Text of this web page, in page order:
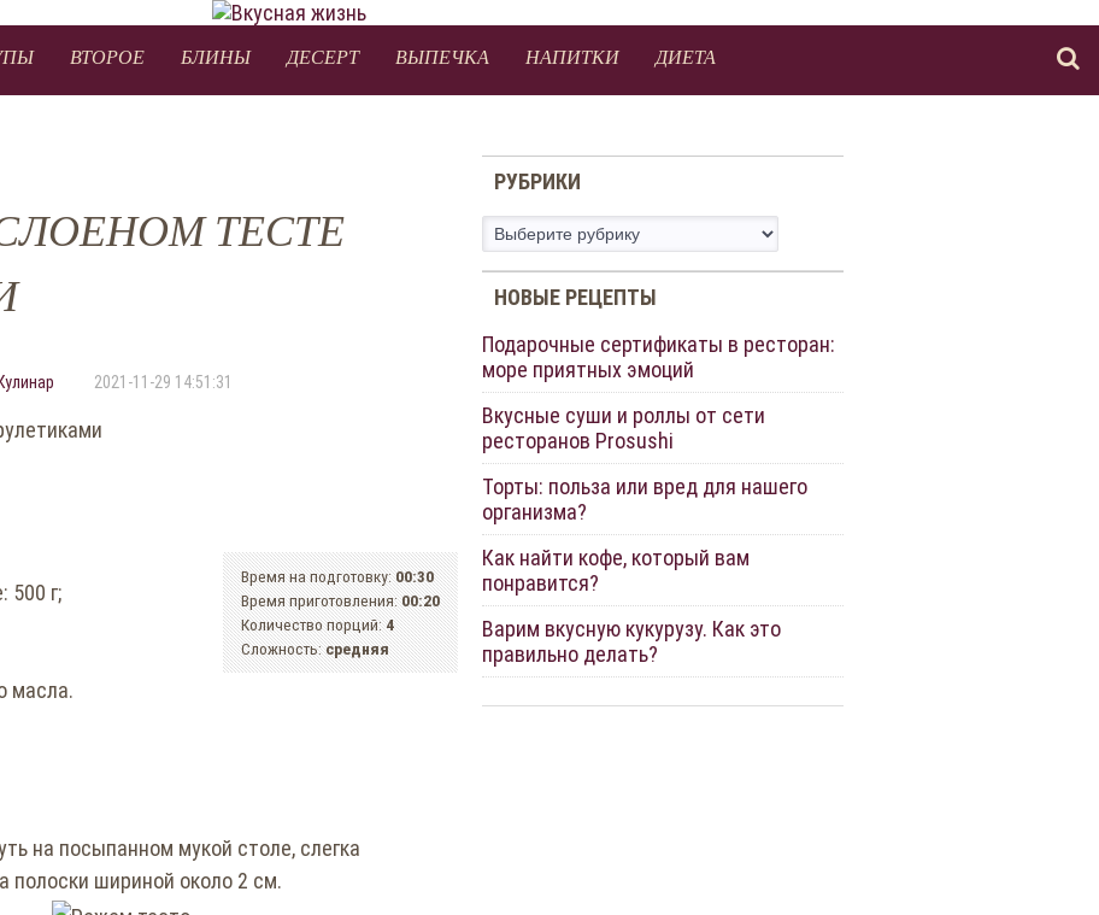
ВТОРОЕ БЛИНЫ ДЕСЕРТ ВЫПЕЧКА НАПИТКИ ДИЕТА
ТЕСТЕ
Кулинар 2021-11-29 14:51:31
500 г;
масла.
Время на подготовку:00:30
Время приготовления:00:20
Количество порций:4
Сложность:средняя
на посыпанном мукой столе, слегка
полоски шириной около 2 см.
РУБРИКИ
Рубрики
НОВЫЕ РЕЦЕПТЫ
Подарочные сертификаты в ресторан:
море приятных эмоций
Вкусные суши и роллы от сети
ресторанов Prosushi
Торты: польза или вред для нашего
организма?
Как найти кофе, который вам
понравится?
Варим вкусную кукурузу. Как это
правильно делать?